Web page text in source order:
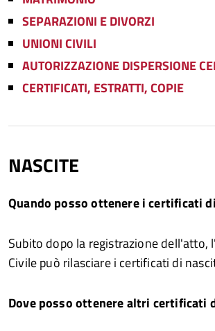
Whatsapp
SEPARAZIONI E DIVORZI
UNIONI CIVILI
AUTORIZZAZIONE DISPERSIONE
CERTIFICATI, ESTRATTI, COPIE
NASCITE
Quando posso ottenere i certificati
Subito dopo la registrazione dell'atto,
Civile può rilasciare i certificati di
Dove posso ottenere altri certificati